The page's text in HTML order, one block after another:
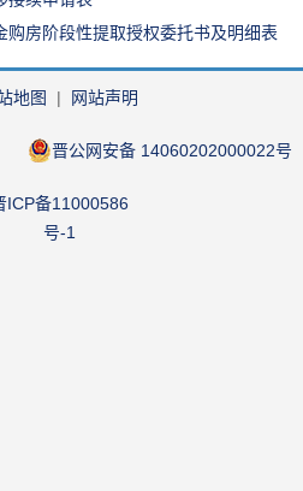
房阶段性提取授权委托书及明细表
地图 | 网站声明
晋公网安备 14060202000022号
ICP备11000586
号-1